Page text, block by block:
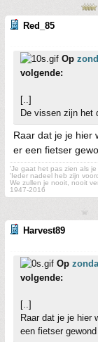
Red_85
Op
volgende:
[..]
De vissen zijn het
Raar dat je je hier
er een fietser
'Je gaat het pas zien als
'Ieder nadeel heb zijn
We zullen je nooit, nooit
1947-2016
Harvest89
Op
volgende:
[..]
Raar dat je je hier
een fietser